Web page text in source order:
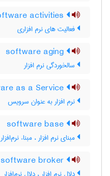
فعالیت های نرم افزاری
سالخوردگی نرم افزار
نرم افزار به عنوان سرویس
مبنای نرم افزار ، مبناء نرم‌افزار